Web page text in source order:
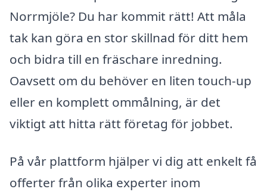
Norrmjöle? Du har kommit rätt! Att måla
tak kan göra en stor skillnad för ditt hem
och bidra till en fräschare inredning.
Oavsett om du behöver en liten touch-up
eller en komplett ommålning, är det
viktigt att hitta rätt företag för jobbet.
På vår plattform hjälper vi dig att enkelt få
offerter från olika experter inom